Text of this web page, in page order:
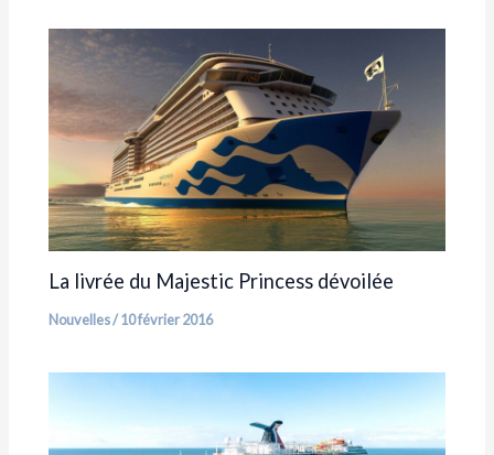
La livrée du Majestic Princess dévoilée
Nouvelles/10 février 2016